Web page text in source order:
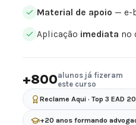
Material de apoio — e-
Aplicação imediata no
+800alunos já fizeram
este curso
Reclame Aqui · Top 3 EAD
+20 anos formando